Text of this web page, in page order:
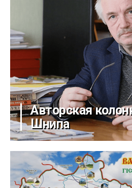
Авторская
Шнипа